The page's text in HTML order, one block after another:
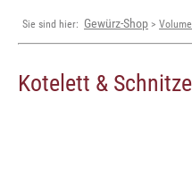
Sie sind hier: Gewürz-Shop >
Kotelett &